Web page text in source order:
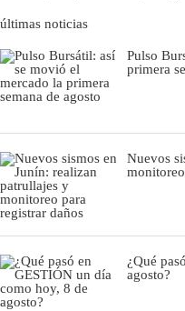
últimas noticias
Pulso
primera
Nuevos
¿Qué
agosto?